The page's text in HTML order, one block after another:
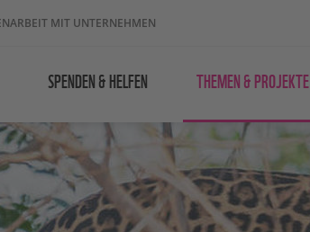
MIT UNTERNEHMEN
SPENDEN & HELFEN THEMEN & PROJEKTE